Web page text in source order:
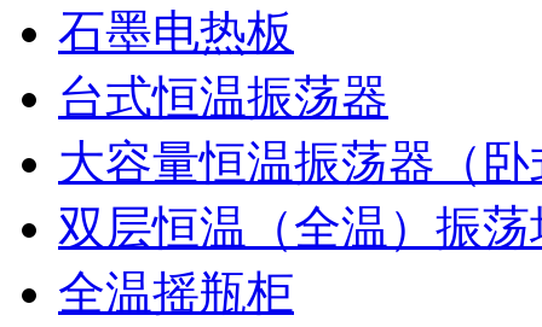
石墨电热板
台式恒温振荡器
大容量恒温振荡器（卧
双层恒温（全温）振
全温摇瓶柜